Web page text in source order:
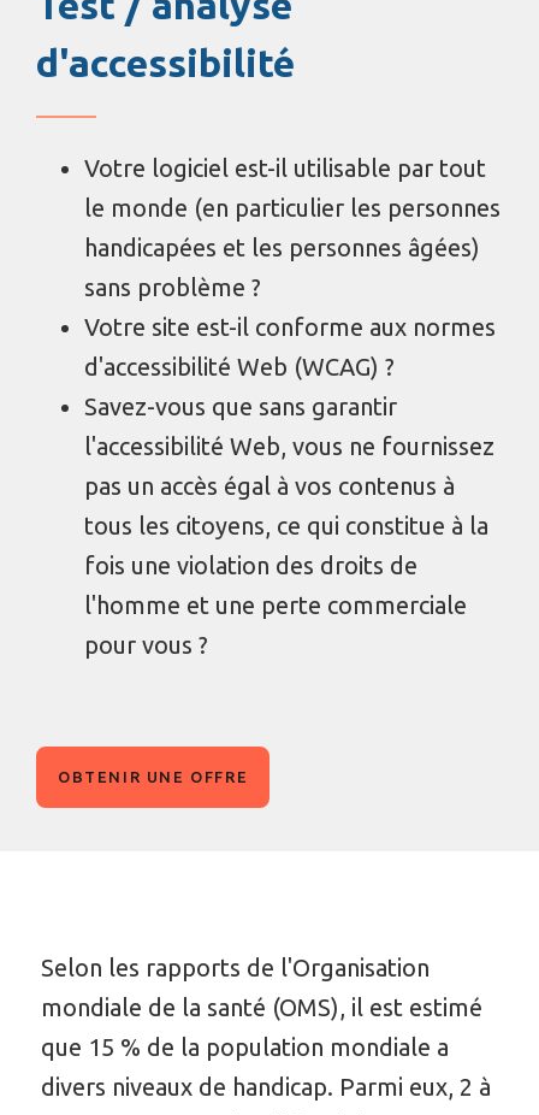
d'accessibilité
Votre logiciel est-il utilisable par tout
le monde (en particulier les personnes
handicapées et les personnes âgées)
sans problème ?
Votre site est-il conforme aux normes
d'accessibilité Web (WCAG) ?
Savez-vous que sans garantir
l'accessibilité Web, vous ne fournissez
pas un accès égal à vos contenus à
tous les citoyens, ce qui constitue à la
fois une violation des droits de
l'homme et une perte commerciale
pour vous ?
OBTENIR UNE OFFRE
Selon les rapports de l'Organisation
mondiale de la santé (OMS), il est estimé
que 15 % de la population mondiale a
divers niveaux de handicap. Parmi eux, 2 à